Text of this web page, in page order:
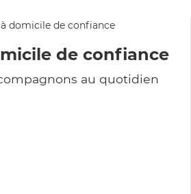
de confiance
au quotidien